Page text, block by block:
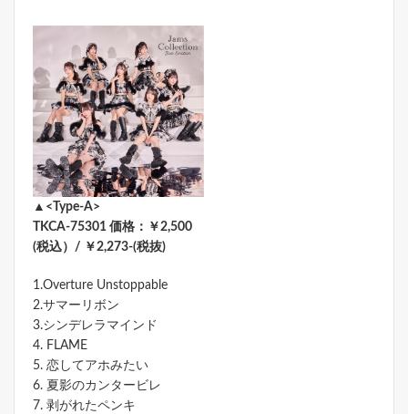
▲<Type-A>
TKCA-75301 価格：￥2,500
(税込）/ ￥2,273-(税抜)
1.Overture Unstoppable
2.サマーリボン
3.シンデレラマインド
4. FLAME
5. 恋してアホみたい
6. 夏影のカンタービレ
7. 剥がれたペンキ